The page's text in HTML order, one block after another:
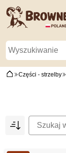
Części - strzelby